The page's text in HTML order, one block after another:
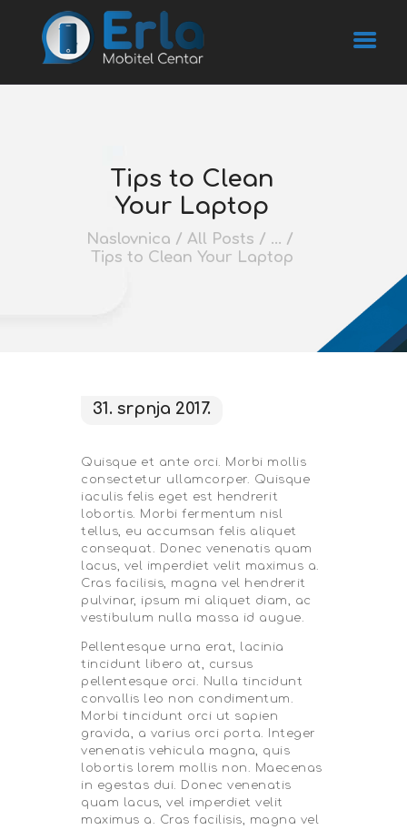
Tips to Clean
Your Laptop
Naslovnica All Posts
...
Tips to Clean Your Laptop
O NAMA
SERVIS
PRODAJA
31. srpnja 2017.
Quisque et ante orci. Morbi mollis
consectetur ullamcorper. Quisque
iaculis felis eget est hendrerit
lobortis. Morbi fermentum nisl
tellus, eu accumsan felis aliquet
consequat. Donec venenatis quam
lacus, vel imperdiet velit maximus a.
Cras facilisis, magna vel hendrerit
pulvinar, ipsum mi aliquet diam, ac
vestibulum nulla massa id augue.
Pellentesque urna erat, lacinia
tincidunt libero at, cursus
pellentesque orci. Nulla tincidunt
convallis leo non condimentum.
Morbi tincidunt orci ut sapien
gravida, a varius orci porta. Integer
venenatis vehicula magna, quis
lobortis lorem mollis non. Maecenas
in egestas dui. Donec venenatis
quam lacus, vel imperdiet velit
maximus a. Cras facilisis, magna vel